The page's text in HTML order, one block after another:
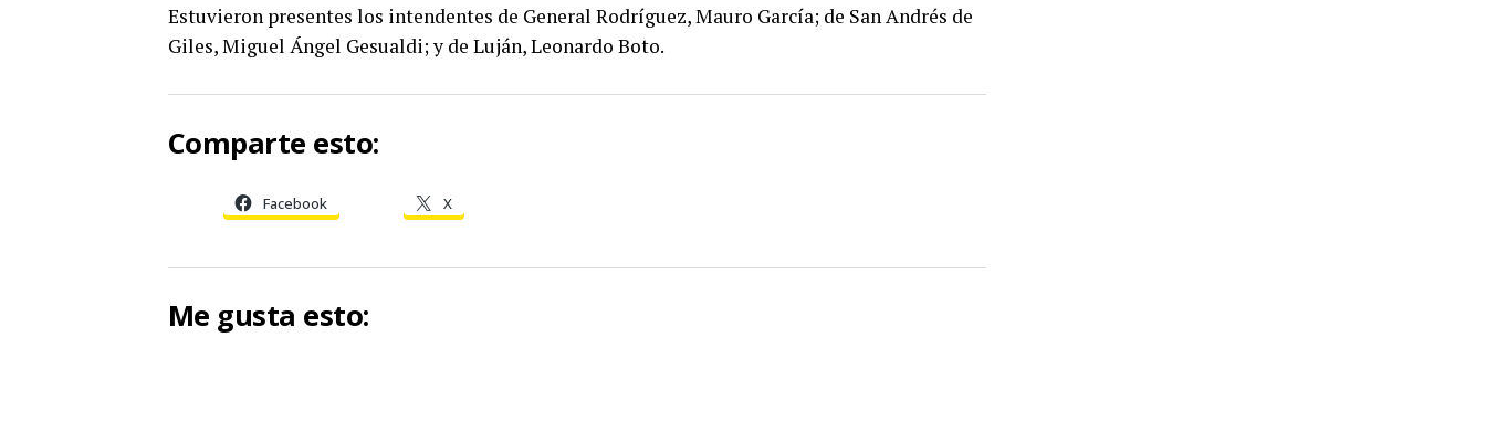
Estuvieron presentes los intendentes de General Rodríguez, Mauro García; de San Andrés de
Giles, Miguel Ángel Gesualdi; y de Luján, Leonardo Boto.
Comparte esto:
Facebook X
Me gusta esto: